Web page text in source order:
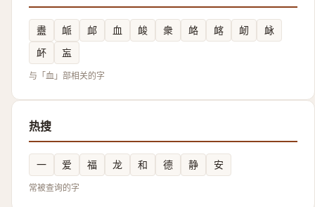
衋 衇 䘏 血 䘒 衆 衉 䘔 衂
䘑
衃
衁
与「血」部相关的字
热搜
一 爱 福 龙 和 德 静 安
常被查询的字